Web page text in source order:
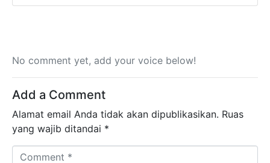
No comment yet, add your voice below!
Add a Comment
Alamat email Anda tidak akan dipublikasikan. Ruas
yang wajib ditandai *
Comment *